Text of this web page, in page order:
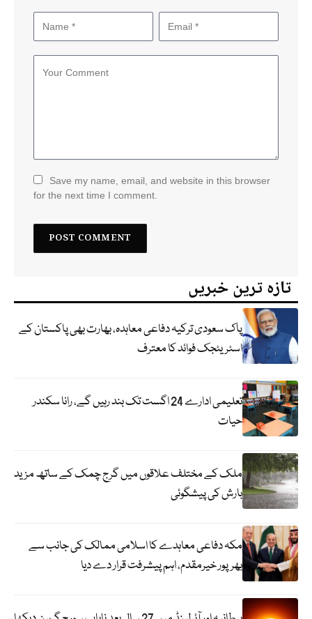
Save my name, email, and website in this browser
for the next time I comment.
تازہ ترین خبریں
پاک سعودی ترکیہ دفاعی معاہدہ، بھارت بھی پاکستان کے
اسٹریٹجک فوائد کا معترف
تعلیمی ادارے 24 اگست تک بند رہیں گے، رانا سکندر
حیات
ملک کے مختلف علاقوں میں گرج چمک کے ساتھ مزید
بارش کی پیشگوئی
مکہ دفاعی معاہدے کا اسلامی ممالک کی جانب سے
بھرپور خیرمقدم، اہم پیشرفت قرار دے دیا